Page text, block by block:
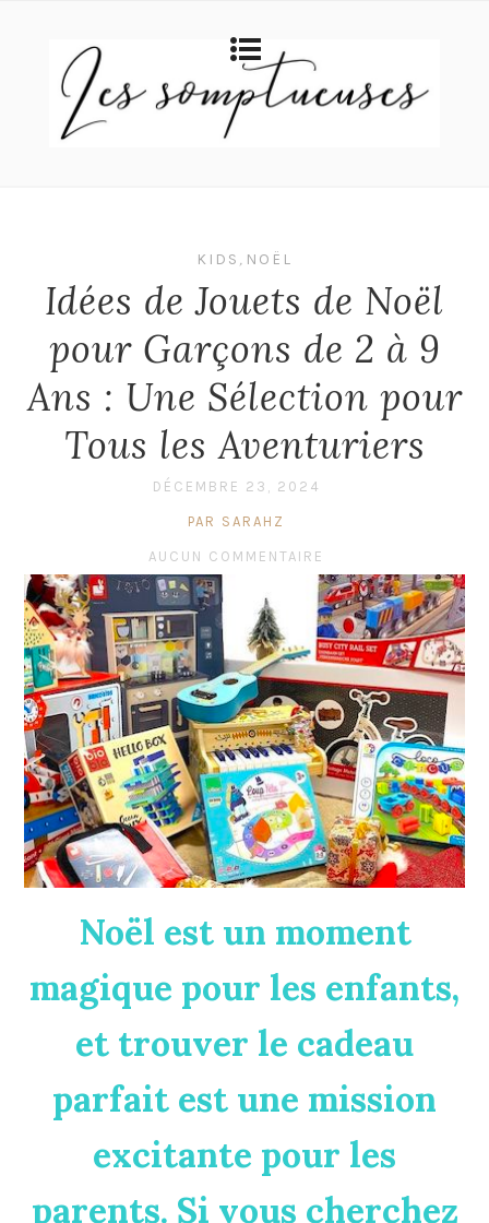
KIDS , NOËL
Idées de Jouets de Noël
pour Garçons de 2 à 9
Ans : Une Sélection pour
Tous les Aventuriers
DÉCEMBRE 23, 2024
PAR SARAHZ
AUCUN COMMENTAIRE
Noël est un moment
magique pour les enfants,
et trouver le cadeau
parfait est une mission
excitante pour les
parents. Si vous cherchez